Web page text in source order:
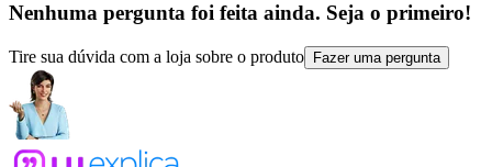
Nenhuma pergunta foi feita ainda. Seja o primeiro!
Tire sua dúvida com a loja sobre o produto Fazer uma pergunta